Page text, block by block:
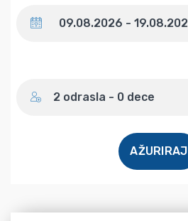
2 odrasla - 0 dece
AŽURIRAJ